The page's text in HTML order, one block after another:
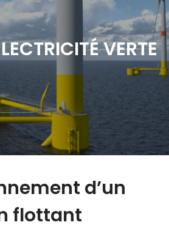
VERTE
d’un
flottant